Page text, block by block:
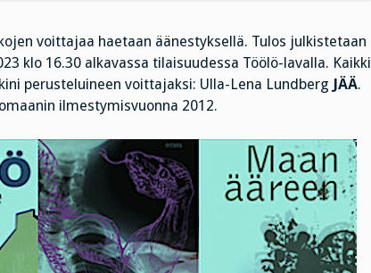
voittajaa haetaan äänestyksellä. Tulos julkistetaan
klo 16.30 alkavassa tilaisuudessa Töölö-lavalla. Kaikki
perusteluineen voittajaksi: Ulla-Lena Lundberg JÄÄ.
ilmestymisvuonna 2012.